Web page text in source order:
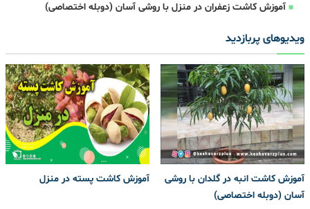
آموزش کاشت زعفران در منزل با روشی آسان (دوبله اختصاصی)
ویدیوهای پربازدید
آموزش کاشت انبه در گلدان با روشی
آسان (دوبله اختصاصی)
آموزش کاشت پسته در منزل